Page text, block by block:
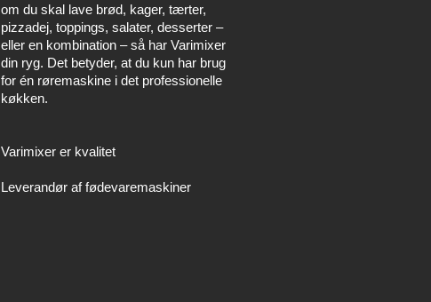
om du skal lave brød, kager, tærter,
pizzadej, toppings, salater, desserter –
eller en kombination – så har Varimixer
din ryg. Det betyder, at du kun har brug
for én røremaskine i det professionelle
køkken.
Varimixer er kvalitet
Leverandør af fødevaremaskiner